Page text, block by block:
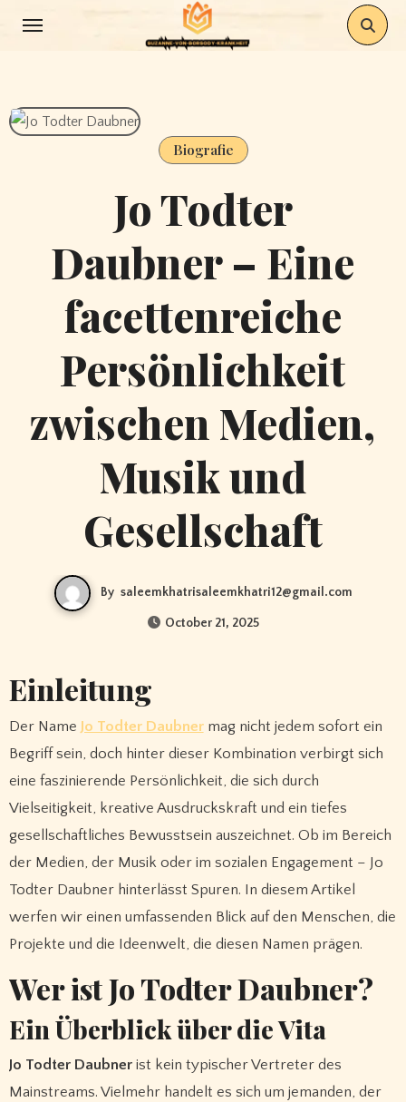
Biografie
Jo Todter
Daubner – Eine
facettenreiche
Persönlichkeit
zwischen Medien,
Musik und
Gesellschaft
By saleemkhatrisaleemkhatri12@gmail.com
October 21, 2025
Einleitung
Der Name Jo Todter Daubnermag nicht jedem sofort ein
Begriff sein, doch hinter dieser Kombination verbirgt sich
eine faszinierende Persönlichkeit, die sich durch
Vielseitigkeit, kreative Ausdruckskraft und ein tiefes
gesellschaftliches Bewusstsein auszeichnet. Ob im Bereich
der Medien, der Musik oder im sozialen Engagement – Jo
Todter Daubner hinterlässt Spuren. In diesem Artikel
werfen wir einen umfassenden Blick auf den Menschen, die
Projekte und die Ideenwelt, die diesen Namen prägen.
Wer ist Jo Todter Daubner?
Ein Überblick über die Vita
Jo Todter Daubnerist kein typischer Vertreter des
Mainstreams. Vielmehr handelt es sich um jemanden, der